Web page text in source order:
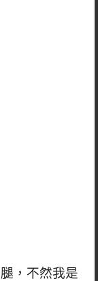
，不然我是